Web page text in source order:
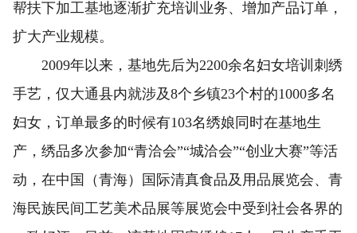
帮扶下加工基地逐渐扩充培训业务、增加产品订单，
扩大产业规模。
2009年以来，基地先后为2200余名妇女培训刺绣
手艺，仅大通县内就涉及8个乡镇23个村的1000多名
妇女，订单最多的时候有103名绣娘同时在基地生
产，绣品多次参加“青洽会”“城洽会”“创业大赛”等活
动，在中国（青海）国际清真食品及用品展览会、青
海民族民间工艺美术品展等展览会中受到社会各界的